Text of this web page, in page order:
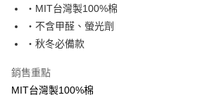
每筆NT$150，滿NT$1,000(含以上)免運費
・MIT台灣製100%棉
・不含甲醛、螢光劑
・秋冬必備款
銷售重點
MIT台灣製100%棉